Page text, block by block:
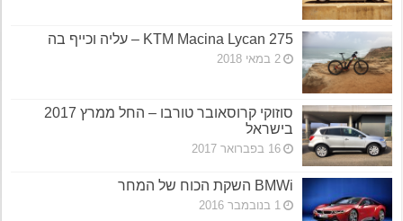
KTM Macina Lycan 275 – עליה וכייף בה
2 במאי 2018
סוזוקי קרוסאובר טורבו – החל ממרץ 2017
בישראל
16 בפברואר 2017
BMWi השקת הכוח של המחר
1 בנובמבר 2016